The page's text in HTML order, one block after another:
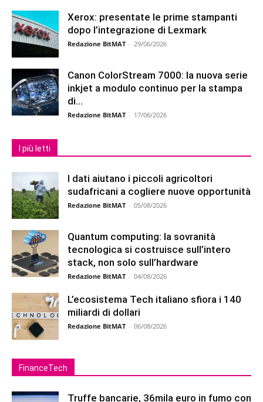
Xerox: presentate le prime stampanti
dopo l’integrazione di Lexmark
Redazione BitMAT - 29/06/2026
Canon ColorStream 7000: la nuova serie
inkjet a modulo continuo per la stampa
di...
Redazione BitMAT - 17/06/2026
I più letti
I dati aiutano i piccoli agricoltori
sudafricani a cogliere nuove opportunità
Redazione BitMAT - 05/08/2026
Quantum computing: la sovranità
tecnologica si costruisce sull’intero
stack, non solo sull’hardware
Redazione BitMAT - 04/08/2026
L’ecosistema Tech italiano sfiora i 140
miliardi di dollari
Redazione BitMAT - 06/08/2026
FinanceTech
Truffe bancarie, 36mila euro in fumo con